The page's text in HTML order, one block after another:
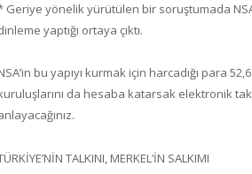
Geriye yönelik yürütülen bir soruştumada
yaptığı ortaya çıktı.
bu yapıyı kurmak için harcadığı para
da hesaba katarsak elektronik
TALKINI, MERKEL’İN SALKIMI